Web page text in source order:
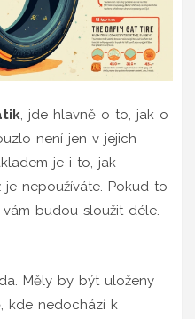
, jde hlavně o to, jak o
není jen v jejich
je i to, jak
je nepoužíváte. Pokud to
budou sloužit déle.
Měly by být uloženy
kde nedochází k